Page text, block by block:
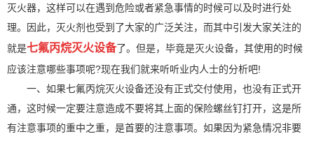
灭火器，这样可以在遇到危险或者紧急事情的时候可以及时进行处
理。因此，灭火剂也受到了大家的广泛关注，而其中引发大家关注的
就是七氟丙烷灭火设备了。但是，毕竟是灭火设备，其使用的时候
应该注意哪些事项呢?现在我们就来听听业内人士的分析吧!
一、如果七氟丙烷灭火设备还没有正式交付使用，也没有正式开
通，这时候一定要注意造成不要将其上面的保险螺丝钉打开，这是所
有注意事项的重中之重，是首要的注意事项。如果因为紧急情况非要